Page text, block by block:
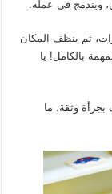
ويندمج في عمله.
ثم ينظف المكان
بالكامل! يا
وثقة. ما